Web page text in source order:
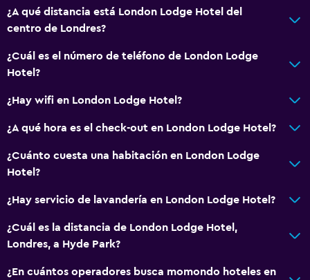
¿A qué distancia está London Lodge Hotel del
centro de Londres?
¿Cuál es el número de teléfono de London Lodge
Hotel?
¿Hay wifi en London Lodge Hotel?
¿A qué hora es el check-out en London Lodge Hotel?
¿Cuánto cuesta una habitación en London Lodge
Hotel?
¿Hay servicio de lavandería en London Lodge Hotel?
¿Cuál es la distancia de London Lodge Hotel,
Londres, a Hyde Park?
¿En cuántos operadores busca momondo hoteles en